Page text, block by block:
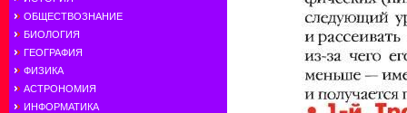
ОБЩЕСТВОЗНАНИЕ
БИОЛОГИЯ
ГЕОГРАФИЯ
ФИЗИКА
АСТРОНОМИЯ
ИНФОРМАТИКА